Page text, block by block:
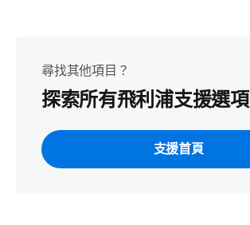
尋找其他項目？
探索所有飛利浦支援選項
支援首頁